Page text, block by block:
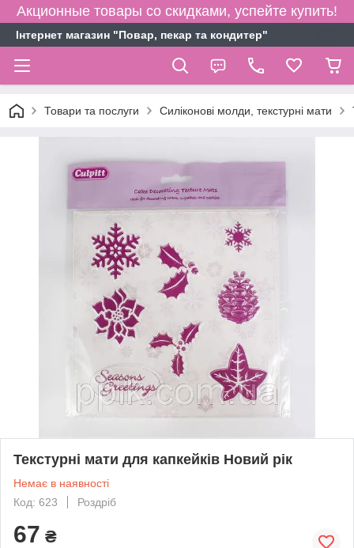
Акционные товары со скидками, успейте купить!
Інтернет магазин "Повар, пекар та кондитер"
Товари та послуги Силіконові молди, текстурні мати
Текстурні мати для капкейків Новий рік
Немає в наявності
Код: 623
Роздріб
67 ₴